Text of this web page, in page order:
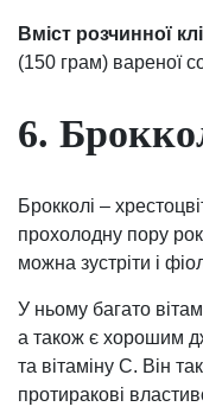
Вміст розчинної
(150 грам) вареної
6.
Брокколі –
прохолодну пору
можна зустріти і
У ньому багато
а також є хорошим
та вітаміну С. Він
протиракові